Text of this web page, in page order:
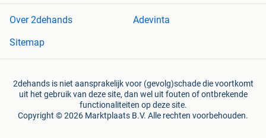
Over 2dehands
Adevinta
Sitemap
2dehands is niet aansprakelijk voor (gevolg)schade die voortkomt
uit het gebruik van deze site, dan wel uit fouten of ontbrekende
functionaliteiten op deze site.
Copyright © 2026 Marktplaats B.V. Alle rechten voorbehouden.